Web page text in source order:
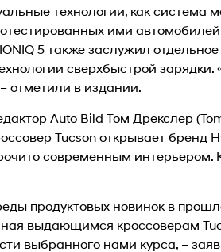
технологии, как система
ими
5 также заслужил
сверхбыстрой
отметили в издании.
Auto Bild Том Дрекслер
Tucson открывает бренд
современным интерьером.
продуктовых новинок в
выдающимся кроссоверам
выбранного нами курса, –